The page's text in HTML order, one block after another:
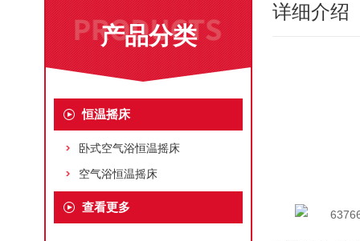
产品分类
恒温摇床
卧式空气浴恒温摇床
空气浴恒温摇床
查看更多
详细介绍